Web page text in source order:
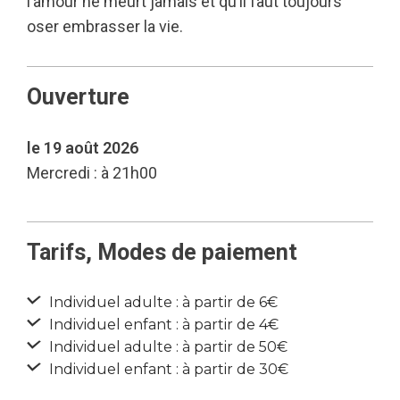
oser embrasser la vie.
Ouverture
le 19 août 2026
Mercredi : à 21h00
Tarifs, Modes de paiement
Individuel adulte : à partir de 6€
Individuel enfant : à partir de 4€
Individuel adulte : à partir de 50€
Individuel enfant : à partir de 30€